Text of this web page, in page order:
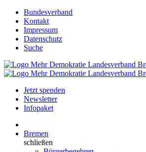
Bundesverband
Kontakt
Impressum
Datenschutz
Suche
Jetzt spenden
Newsletter
Infopaket
Bremen
schließen